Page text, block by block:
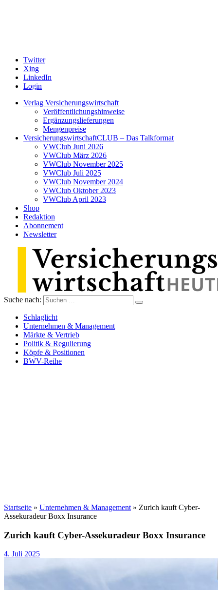
Twitter
Xing
LinkedIn
Login
Verlag Versicherungswirtschaft
Veröffentlichungshinweise
Ergänzungslieferungen
Mengenpreise
VersicherungswirtschaftCLUB – Das Talkformat
VWClub Juni 2026
VWClub März 2026
VWClub November 2025
VWClub Juli 2025
VWClub November 2024
VWClub Oktober 2023
VWClub April 2023
Shop
Redaktion
Abonnement
Newsletter
Versicherungswirtschaft-heute
Suche nach:
Schlaglicht
Unternehmen & Management
Märkte & Vertrieb
Politik & Regulierung
Köpfe & Positionen
BWV-Reihe
Startseite » Unternehmen & Management » Zurich kauft Cyber-
Assekuradeur Boxx Insurance
Zurich kauft Cyber-Assekuradeur Boxx Insurance
4. Juli 2025